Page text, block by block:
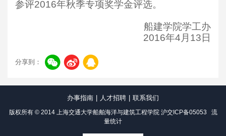
参评2016年秋季专项奖学金评选。
船建学院学工办
2016年4月13日
分享到：
办事指南 | 人才招聘 | 联系我们
版权所有 © 2014 上海交通大学船舶海洋与建筑工程学院 沪交ICP备05053
流
量统计